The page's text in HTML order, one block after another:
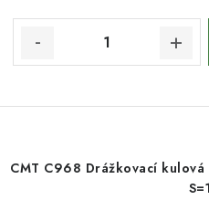
CMT C968 Drážkovací